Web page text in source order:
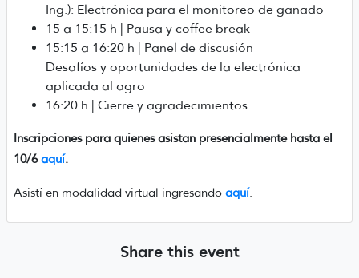
Ing.): Electrónica para el monitoreo de ganado
15 a 15:15 h | Pausa y coffee break
15:15 a 16:20 h | Panel de discusión
Desafíos y oportunidades de la electrónica
aplicada al agro
16:20 h | Cierre y agradecimientos
Inscripciones para quienes asistan presencialmente hasta el
10/6 aquí.
Asistí en modalidad virtual ingresando aquí.
Share this event